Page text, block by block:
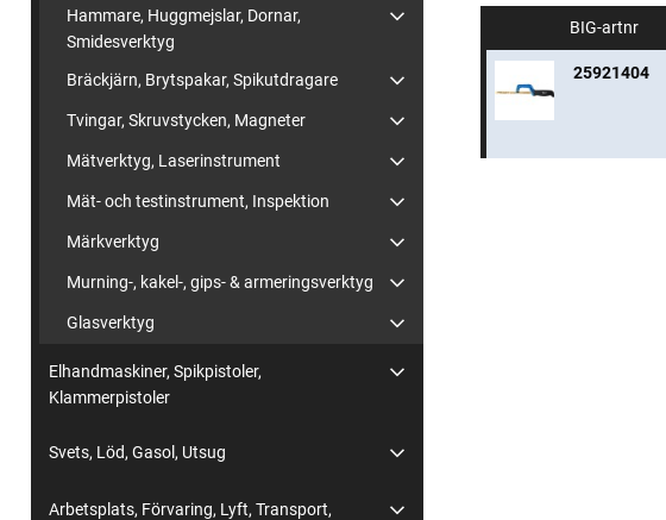
Hammare, Huggmejslar, Dornar,
Smidesverktyg
Bräckjärn, Brytspakar, Spikutdragare
Tvingar, Skruvstycken, Magneter
Mätverktyg, Laserinstrument
Mät- och testinstrument, Inspektion
Märkverktyg
Murning-, kakel-, gips- & armeringsverktyg
Glasverktyg
Elhandmaskiner, Spikpistoler,
Klammerpistoler
Svets, Löd, Gasol, Utsug
Arbetsplats, Förvaring, Lyft, Transport,
BIG-artnr
25921404